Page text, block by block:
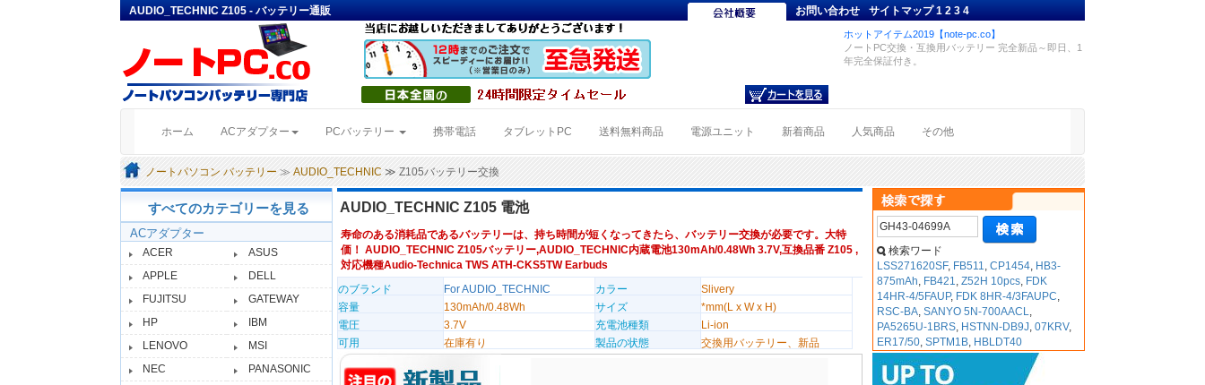
AUDIO_TECHNIC Z105 - バッテリー通販 お問い合わせ サイトマップ 1234
ホットアイテム2019【note-pc.co】
ノートPC交換・互換用バッテリー 完全新品～即日、1
年完全保証付き。
ホーム (current)ACアダプター PCバッテリー 携帯電話 タブレットPC 送料無料商品 電源ユニット 新着商品 人気商品 その他
ノートパソコン バッテリー ≫AUDIO_TECHNIC ≫ Z105バッテリー交換
すべてのカテゴリーを見る
ACアダプター
ACER
ASUS
APPLE
DELL
FUJITSU
GATEWAY
HP
IBM
LENOVO
MSI
NEC
PANASONIC
AUDIO_TECHNIC Z105 電池
寿命のある消耗品であるバッテリーは、持ち時間が短くなってきたら、バッテリー交換が必要です。大特
価！ AUDIO_TECHNIC Z105バッテリー,AUDIO_TECHNIC内蔵電池130mAh/0.48Wh 3.7V,互換品番 Z105 ,
対応機種Audio-Technica TWS ATH-CKS5TW Earbuds
のブランド
For AUDIO_TECHNIC カラー
Slivery
容量
130mAh/0.48Wh サイズ
*mm(L x W x H)
電圧
3.7V 充電池種類
Li-ion
可用
在庫有り 製品の状態 交換用バッテリー、新品
検索ワード
LSS271620SF, FB511,CP1454, HB3-
875mAh, FB421,Z52H 10pcs, FDK
14HR-4/5FAUP, FDK 8HR-4/3FAUPC,
RSC-BA,SANYO 5N-700AACL,
PA5265U-1BRS, HSTNN-DB9J,07KRV,
ER17/50,SPTM1B, HBLDT40